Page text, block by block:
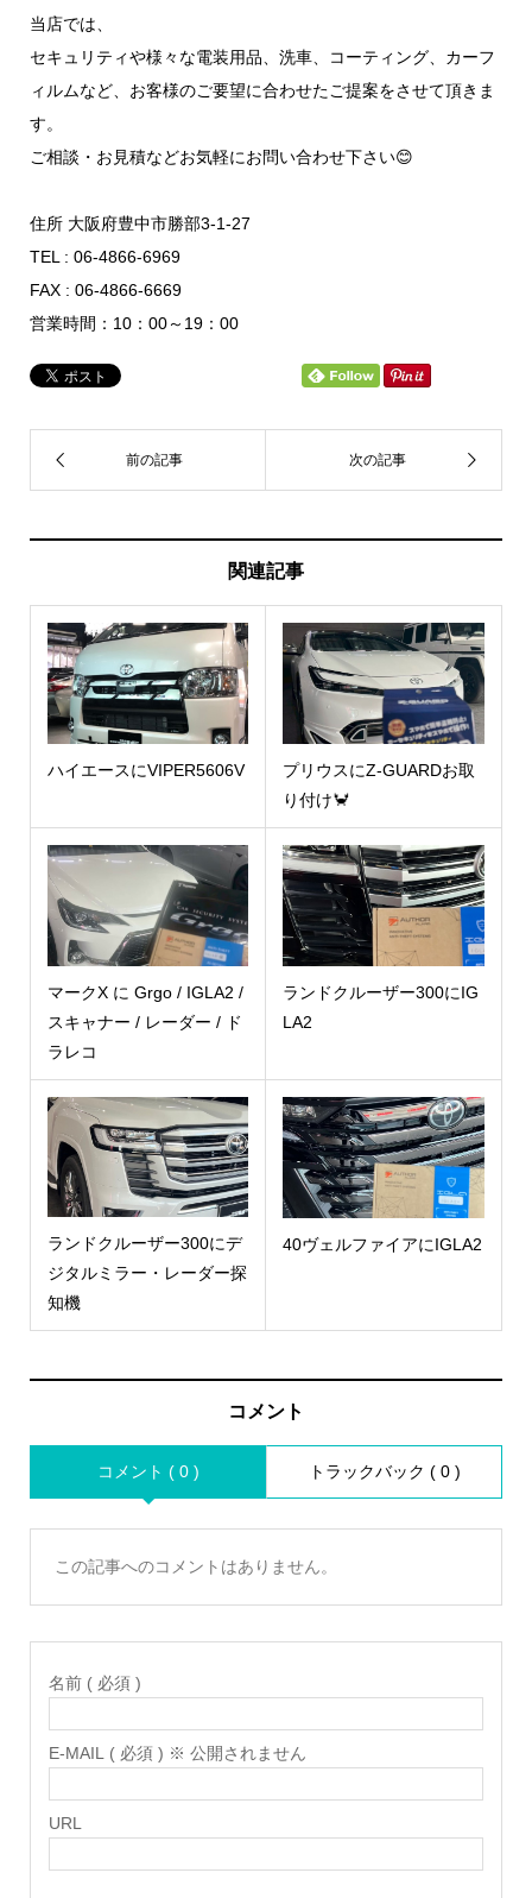
当店では、
セキュリティや様々な電装用品、洗車、コーティング、カーフ
ィルムなど、お客様のご要望に合わせたご提案をさせて頂きま
す。
ご相談・お見積などお気軽にお問い合わせ下さい😊
住所 大阪府豊中市勝部3-1-27
TEL : 06-4866-6969
FAX : 06-4866-6669
営業時間：10：00～19：00
関連記事
ハイエースにVIPER5606V
プリウスにZ-GUARDお取
り付け🦀
マークX に Grgo / IGLA2 /
スキャナー / レーダー / ド
ラレコ
ランドクルーザー300にIG
LA2
ランドクルーザー300にデ
ジタルミラー・レーダー探
知機
40ヴェルファイアにIGLA2
コメント
コメント ( 0 ) トラックバック ( 0 )
この記事へのコメントはありません。
名前 ( 必須 )
E-MAIL ( 必須 ) ※ 公開されません
URL